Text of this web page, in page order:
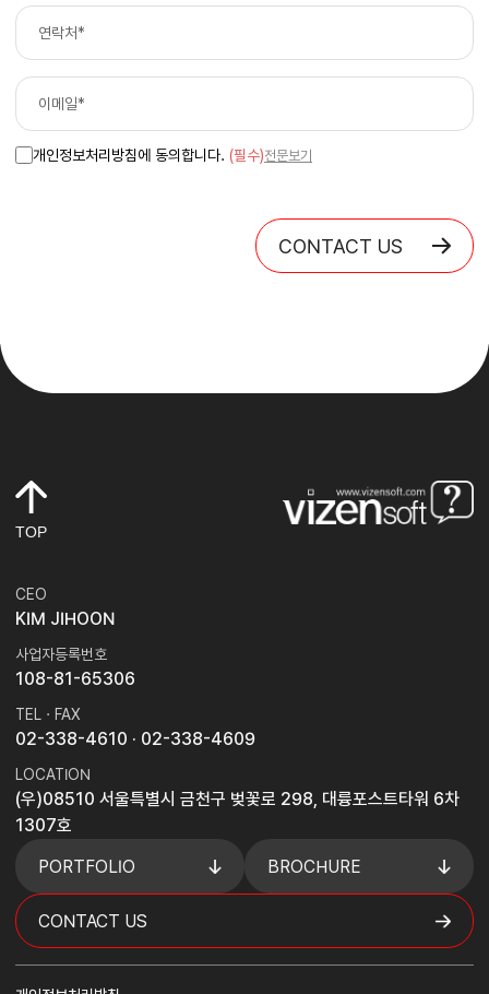
개인정보처리방침에 동의합니다. (필수)전문보기
CONTACT US
TOP
CEO
KIM JIHOON
사업자등록번호
108-81-65306
TEL · FAX
02-338-4610 · 02-338-4609
LOCATION
(우)08510 서울특별시 금천구 벚꽃로 298, 대륭포스트타워 6차
1307호
PORTFOLIO
BROCHURE
CONTACT US